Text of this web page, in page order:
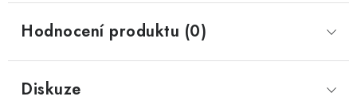
Hodnocení produktu (0)
Diskuze